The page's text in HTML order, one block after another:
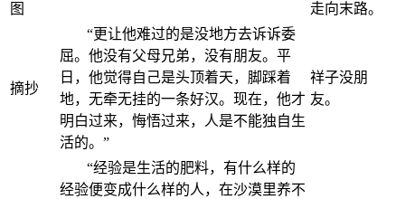
图
走向末路。
摘抄
ㅤㅤ“更让他难过的是没地方去诉诉委
屈。他没有父母兄弟，没有朋友。平
日，他觉得自己是头顶着天，脚踩着
地，无牵无挂的一条好汉。现在，他才
明白过来，悔悟过来，人是不能独自生
活的。”
祥子没朋
友。
ㅤㅤ“经验是生活的肥料，有什么样的
经验便变成什么样的人，在沙漠里养不